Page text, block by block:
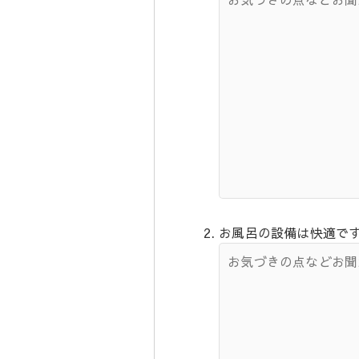
お風呂の設備は快適で